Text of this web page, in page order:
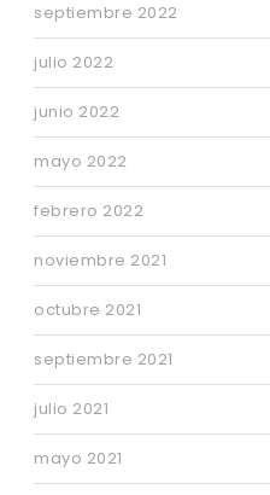
septiembre 2022
julio 2022
junio 2022
mayo 2022
febrero 2022
noviembre 2021
octubre 2021
septiembre 2021
julio 2021
mayo 2021